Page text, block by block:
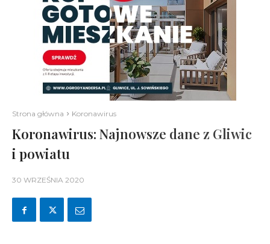
Strona główna Koronawirus
Koronawirus: Najnowsze dane z Gliwic
i powiatu
30 WRZEŚNIA 2020